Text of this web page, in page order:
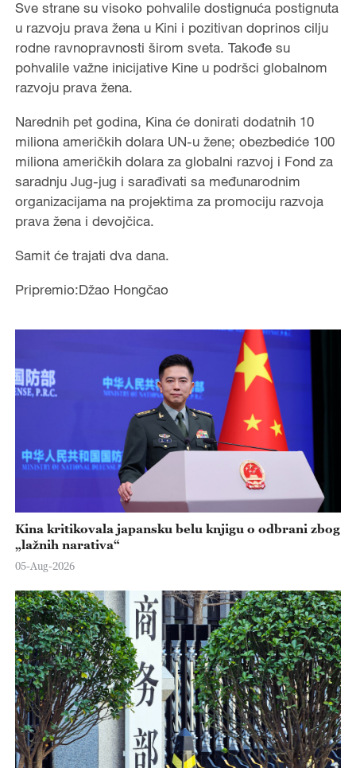
Sve strane su visoko pohvalile dostignuća postignuta
u razvoju prava žena u Kini i pozitivan doprinos cilju
rodne ravnopravnosti širom sveta. Takođe su
pohvalile važne inicijative Kine u podršci globalnom
razvoju prava žena.
Narednih pet godina, Kina će donirati dodatnih 10
miliona američkih dolara UN-u žene; obezbediće 100
miliona američkih dolara za globalni razvoj i Fond za
saradnju Jug-jug i sarađivati sa međunarodnim
organizacijama na projektima za promociju razvoja
prava žena i devojčica.
Samit će trajati dva dana.
Pripremio:Džao Hongčao
Kina kritikovala japansku belu knjigu o odbrani zbog
„lažnih narativa“
05-Aug-2026